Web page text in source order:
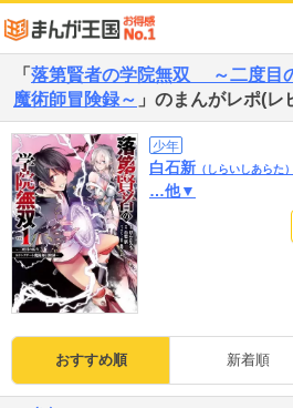
「 落第賢者の学院無双 ～二度目
魔術師冒険録～ 」のまんがレポ(レ
少年
白石新 （しらいしあらた）
…他▼
おすすめ順 新着順